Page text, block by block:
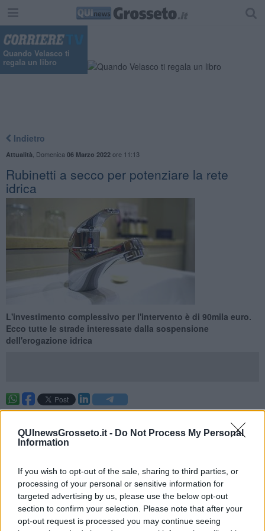
QUInewsGrosseto.it - Do Not Process My Personal
Information
If you wish to opt-out of the sale, sharing to third parties, or
processing of your personal or sensitive information for
targeted advertising by us, please use the below opt-out
section to confirm your selection. Please note that after your
opt-out request is processed you may continue seeing
Quando Velasco ti
regala un libro
Indietro
Attualità Domenica 06 Marzo 2022ore 11:13
Rubinetti a secco per potenziare la rete
idrica
L'investimento complessivo per l'intervento è di 90mila euro.
Ecco tutte le strade interessate dalla sospensione
dell'erogazione idrica
GROSSETO —Miglioramento dell'efficienza del sistema idrico con
distrettualizzazione idraulica e rifacimento delle camere di
manovra, per un investimento complessivo di 90mila euro: è il
con la sua camera di manovra.
I lavori determineranno la temporanea sospensione
dell’erogazione idrica dalle 8 alle 19
in viale della Pace, via
Lombardia, via Sardegna, via Lucania, via Sicilia, via Calabria, via
Adamello, via Emilia nel tratto da via della Pace fino alla rotatoria di